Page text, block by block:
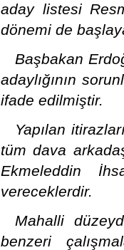
aday listesi
dönemi de
Başbakan
adaylığının
ifade edilmiştir.
Yapılan
tüm dava
Ekmeleddin
vereceklerdir.
Mahalli
benzeri